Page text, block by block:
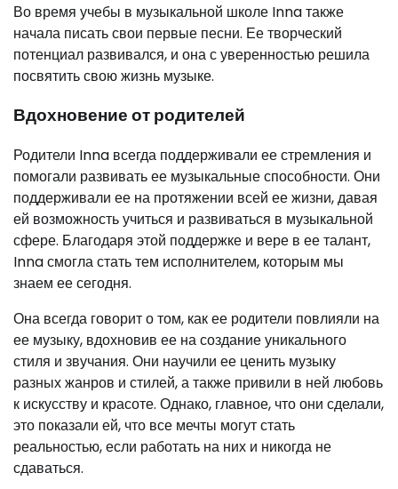
Во время учебы в музыкальной школе Inna также
начала писать свои первые песни. Ее творческий
потенциал развивался, и она с уверенностью решила
посвятить свою жизнь музыке.
Вдохновение от родителей
Родители Inna всегда поддерживали ее стремления и
помогали развивать ее музыкальные способности. Они
поддерживали ее на протяжении всей ее жизни, давая
ей возможность учиться и развиваться в музыкальной
сфере. Благодаря этой поддержке и вере в ее талант,
Inna смогла стать тем исполнителем, которым мы
знаем ее сегодня.
Она всегда говорит о том, как ее родители повлияли на
ее музыку, вдохновив ее на создание уникального
стиля и звучания. Они научили ее ценить музыку
разных жанров и стилей, а также привили в ней любовь
к искусству и красоте. Однако, главное, что они сделали,
это показали ей, что все мечты могут стать
реальностью, если работать на них и никогда не
сдаваться.